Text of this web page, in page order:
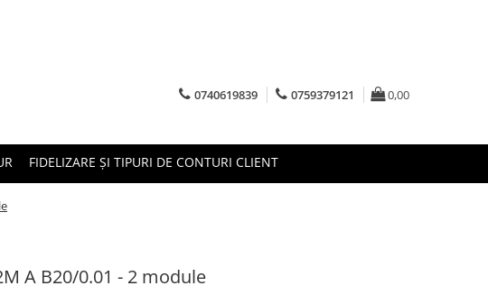
0740619839 0759379121 0,00
FIDELIZARE ȘI TIPURI DE CONTURI CLIENT
A B20/0.01 - 2 module